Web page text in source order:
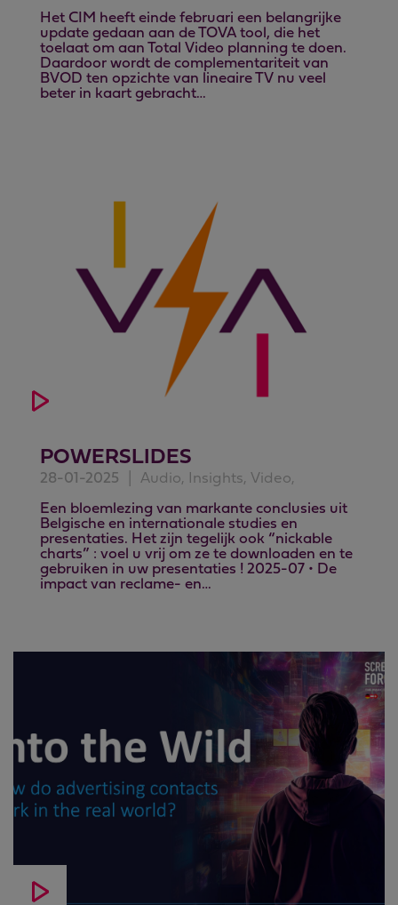
Het CIM heeft einde februari een belangrijke
update gedaan aan de TOVA tool, die het
toelaat om aan Total Video planning te doen.
Daardoor wordt de complementariteit van
BVOD ten opzichte van lineaire TV nu veel
beter in kaart gebracht…
POWERSLIDES
28-01-2025
Audio, Insights, Video,
Een bloemlezing van markante conclusies uit
Belgische en internationale studies en
presentaties. Het zijn tegelijk ook “nickable
charts” : voel u vrij om ze te downloaden en te
gebruiken in uw presentaties ! 2025-07 • De
impact van reclame- en…